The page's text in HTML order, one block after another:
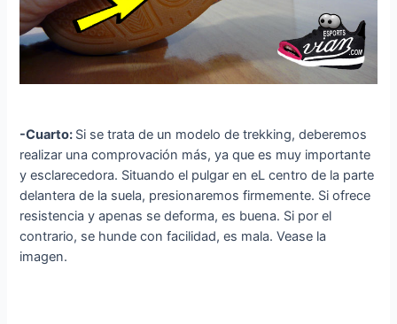
-Cuarto: Si se trata de un modelo de trekking, deberemos
realizar una comprovación más, ya que es muy importante
y esclarecedora. Situando el pulgar en eL centro de la parte
delantera de la suela, presionaremos firmemente. Si ofrece
resistencia y apenas se deforma, es buena. Si por el
contrario, se hunde con facilidad, es mala. Vease la
imagen.